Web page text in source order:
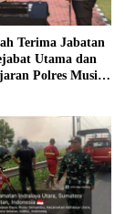
Terima Jabatan
Utama dan
Polres Musi